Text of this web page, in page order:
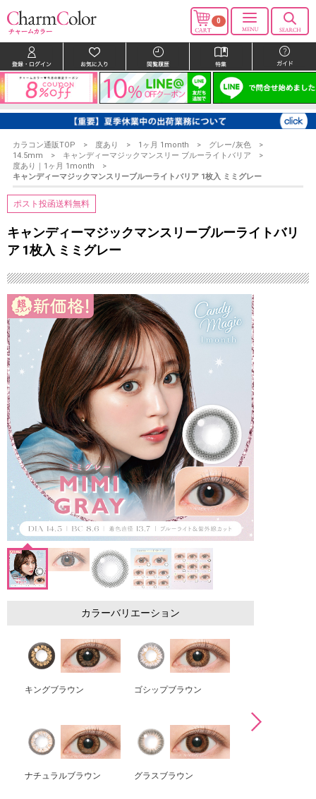
0
カラコン通販TOP 度あり 1ヶ月 1month
グレー/灰色
14.5mm
キャンディーマジックマンスリー ブルーライトバリア
度あり｜1ヶ月 1month
キャンディーマジックマンスリーブルーライトバリア 1枚入 ミミグレー
ポスト投函送料無料
キャンディーマジックマンスリーブルーライトバリ
ア 1枚入 ミミグレー
カラーバリエーション
キングブラウン ゴシップブラウン
ナチュラルブラウン グラスブラウン